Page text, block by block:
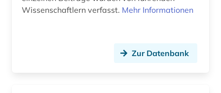
Wissenschaftlern verfasst. Mehr Informationen
Zur Datenbank